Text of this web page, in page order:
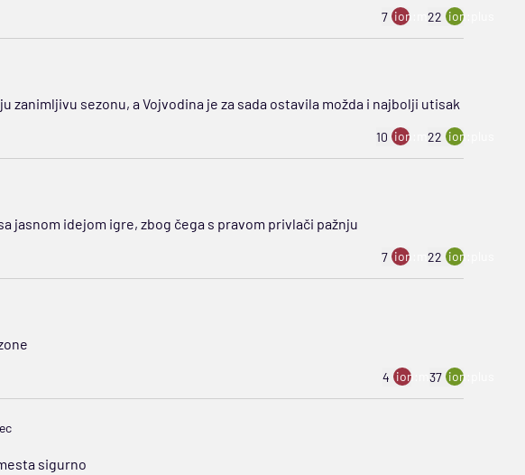
7 ion:minus
22 ion:plus
zanimljivu sezonu, a Vojvodina je za sada ostavila možda i najbolji utisak
10 ion:minus
22 ion:plus
jasnom idejom igre, zbog čega s pravom privlači pažnju
7 ion:minus
22 ion:plus
4 ion:minus
37 ion:plus
sigurno